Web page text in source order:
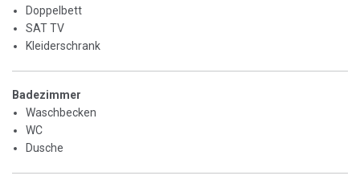
Doppelbett
SAT TV
Kleiderschrank
Badezimmer
Waschbecken
WC
Dusche